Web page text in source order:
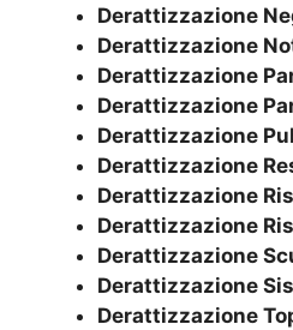
Derattizzazione
Derattizzazione
Derattizzazione
Derattizzazione
Derattizzazione
Derattizzazione
Derattizzazione
Derattizzazione
Derattizzazione
Derattizzazione
Derattizzazione